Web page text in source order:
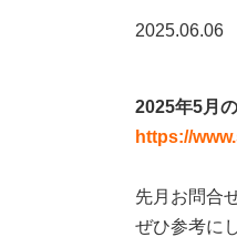
2025.06.06
2025年5月
https://
先月お問合
ぜひ参考に